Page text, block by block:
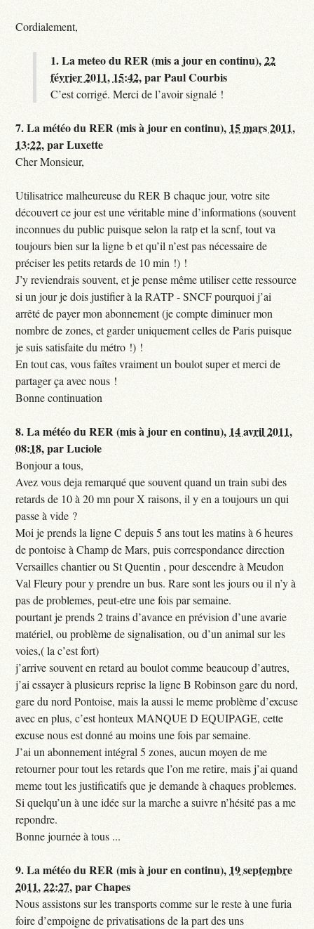
Cordialement,
1.La meteo du RER (mis a jour en continu),22
février 2011, 15:42,parPaul Courbis
C’est corrigé. Merci de l’avoir signalé !
7.La météo du RER (mis à jour en continu), 15 mars 2011,
13:22,parLuxette
Cher Monsieur,
Utilisatrice malheureuse du RER B chaque jour, votre site
découvert ce jour est une véritable mine d’informations (souvent
inconnues du public puisque selon la ratp et la scnf, tout va
toujours bien sur la ligne b et qu’il n’est pas nécessaire de
préciser les petits retards de 10 min !) !
J’y reviendrais souvent, et je pense même utiliser cette ressource
si un jour je dois justifier à la RATP - SNCF pourquoi j’ai
arrêté de payer mon abonnement (je compte diminuer mon
nombre de zones, et garder uniquement celles de Paris puisque
je suis satisfaite du métro !) !
En tout cas, vous faîtes vraiment un boulot super et merci de
partager ça avec nous !
Bonne continuation
8.La météo du RER (mis à jour en continu), 14 avril 2011,
08:18,parLuciole
Bonjour a tous,
Avez vous deja remarqué que souvent quand un train subi des
retards de 10 à 20 mn pour X raisons, il y en a toujours un qui
passe à vide ?
Moi je prends la ligne C depuis 5 ans tout les matins à 6 heures
de pontoise à Champ de Mars, puis correspondance direction
Versailles chantier ou St Quentin , pour descendre à Meudon
Val Fleury pour y prendre un bus. Rare sont les jours ou il n’y à
pas de problemes, peut-etre une fois par semaine.
pourtant je prends 2 trains d’avance en prévision d’une avarie
matériel, ou problème de signalisation, ou d’un animal sur les
voies,( la c’est fort)
j’arrive souvent en retard au boulot comme beaucoup d’autres,
j’ai essayer à plusieurs reprise la ligne B Robinson gare du nord,
gare du nord Pontoise, mais la aussi le meme problème d’excuse
avec en plus, c’est honteux MANQUE D EQUIPAGE, cette
excuse nous est donné au moins une fois par semaine.
J’ai un abonnement intégral 5 zones, aucun moyen de me
retourner pour tout les retards que l’on me retire, mais j’ai quand
meme tout les justificatifs que je demande à chaques problemes.
Si quelqu’un à une idée sur la marche a suivre n’hésité pas a me
repondre.
Bonne journée à tous ...
9.La météo du RER (mis à jour en continu), 19 septembre
2011, 22:27,parChapes
Nous assistons sur les transports comme sur le reste à une furia
foire d’empoigne de privatisations de la part des uns